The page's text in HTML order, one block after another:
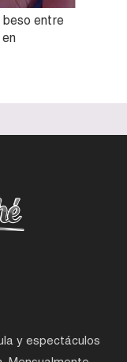
entre
y espectáculos